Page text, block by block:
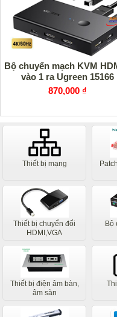
Bộ chuyển mạch KVM
vào 1 ra Ugreen 15166
870,000 ₫
Thiết bị mạng
Thiết bị chuyển đổi
HDMI,VGA
Bộ
Thiết bị điện âm bàn,
âm sàn